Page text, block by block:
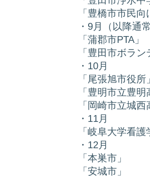
「豊橋市市民
・9月（以降通
「蒲郡市PTA」
「豊田市ボラ
・10月
「尾張旭市役
「豊明市立豊
「岡崎市立城
・11月
「岐阜大学看
・12月
「本巣市」
「安城市」